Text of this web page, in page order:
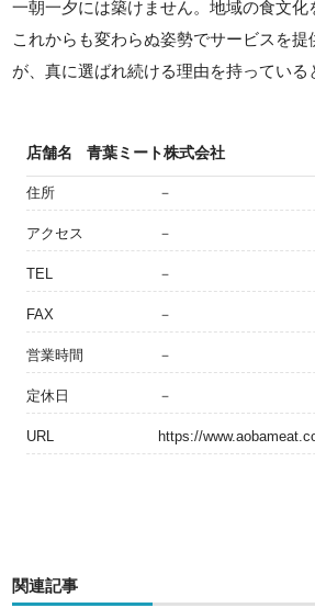
一朝一夕には築けません。地域の食文化
これからも変わらぬ姿勢でサービスを提
が、真に選ばれ続ける理由を持っている
店舗名 青葉ミート株式会社
住所 －
アクセス －
TEL －
FAX －
営業時間 －
定休日 －
URL https://
関連記事